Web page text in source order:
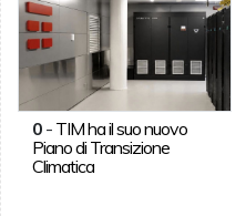
0- TIM ha il suo nuovo
Piano di Transizione
Climatica